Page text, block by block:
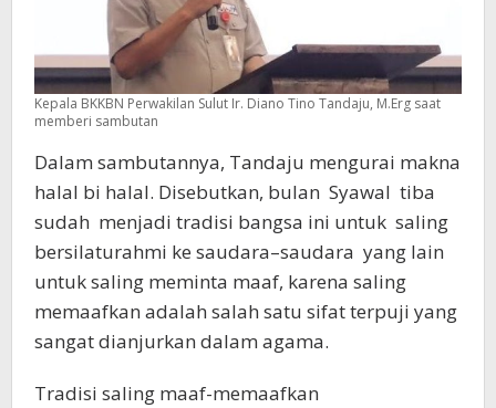
Kepala BKKBN Perwakilan Sulut Ir. Diano Tino Tandaju, M.Erg saat
memberi sambutan
Dalam sambutannya, Tandaju mengurai makna
halal bi halal. Disebutkan, bulan Syawal tiba
sudah menjadi tradisi bangsa ini untuk saling
bersilaturahmi ke saudara–saudara yang lain
untuk saling meminta maaf, karena saling
memaafkan adalah salah satu sifat terpuji yang
sangat dianjurkan dalam agama.
Tradisi saling maaf-memaafkan